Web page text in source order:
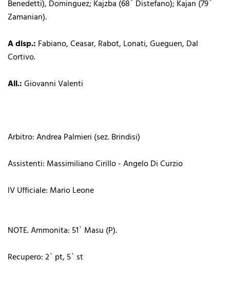
Benedetti), Dominguez; Kajzba (68` Distefano); Kajan (79`
Zamanian).
A disp.: Fabiano, Ceasar, Rabot, Lonati, Gueguen, Dal
Cortivo.
All.:Giovanni Valenti
Arbitro: Andrea Palmieri (sez. Brindisi)
Assistenti: Massimiliano Cirillo - Angelo Di Curzio
IV Ufficiale: Mario Leone
NOTE. Ammonita: 51` Masu (P).
Recupero: 2` pt, 5` st